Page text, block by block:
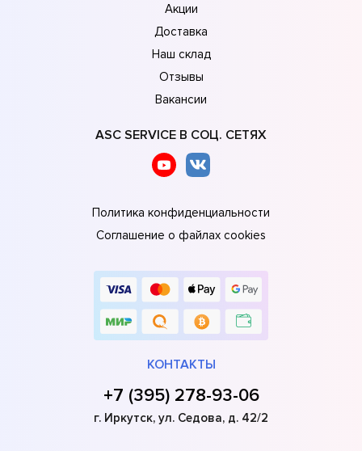
Акции
Доставка
Наш склад
Отзывы
Вакансии
ASC SERVICE В СОЦ. СЕТЯХ
Политика конфиденциальности
Соглашение о файлах cookies
КОНТАКТЫ
+7 (395) 278-93-06
г. Иркутск, ул. Седова, д. 42/2